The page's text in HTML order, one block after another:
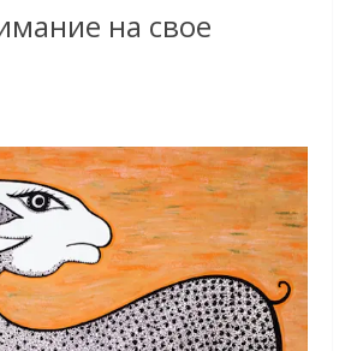
на свое